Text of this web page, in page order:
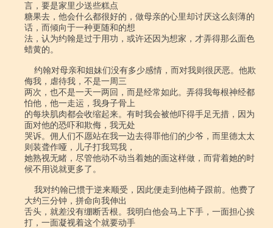
言，要是家里少送些糕点
糖果去，他会什么都很好的，做母亲的心里却讨厌这么刻薄的
话，而倾向于一种更随和的想
法，认为约翰是过于用功，或许还因为想家，才弄得那么面色
蜡黄的。
侮我，虐待我，不是一周三
两次，也不是一天一两回，而是经常如此。弄得我每根神经都
怕他，他一走运，我身子骨上
的每块肌肉都会收缩起来。有时我会被他吓得手足无措，因为
面对他的恐吓和欺侮，我无处
哭诉。佣人们不愿站在我一边去得罪他们的少爷，而里德太太
则装聋作哑，儿子打我骂我，
她熟视无睹，尽管他动不动当着她的面这样做，而背着她的时
候不用说就更多了。
大约三分钟，拼命向我伸出
舌头，就差没有绷断舌根。我明白他会马上下手，一面担心挨
打，一面凝视着这个就要动手